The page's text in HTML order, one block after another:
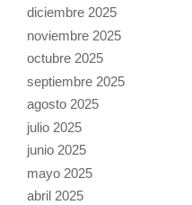
diciembre 2025
noviembre 2025
octubre 2025
septiembre 2025
agosto 2025
julio 2025
junio 2025
mayo 2025
abril 2025